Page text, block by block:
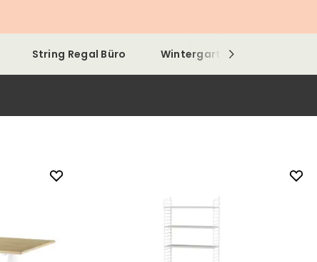
String Regal Büro Wintergarten und Outdoor